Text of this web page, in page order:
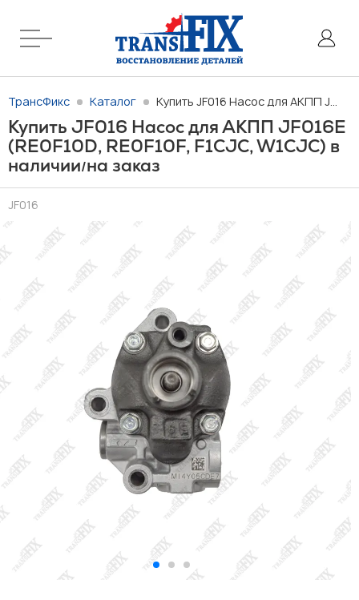
ТрансФикс Каталог Купить JF016 Насос для АКПП JF016E (RE0F10D, RE0F10F, F1CJC, W1CJC) в наличии/на заказ
Купить JF016 Насос для АКПП JF016E
(RE0F10D, RE0F10F, F1CJC, W1CJC) в
наличии/на заказ
JF016